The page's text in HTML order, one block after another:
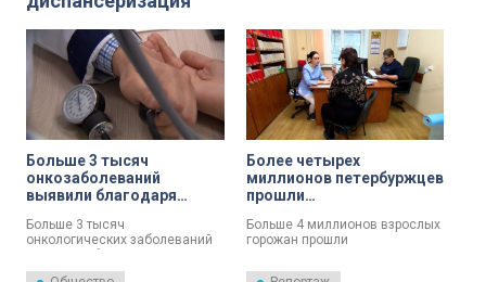
Больше 3 тысяч
онкозаболеваний
выявили благодаря
году
Больше 3 тысяч
онкологических заболеваний
диспансеризации в 2024 году.
Более четырех
миллионов петербуржцев
прошли
году
Больше 4 миллионов взрослых
горожан прошли
Это рекордная цифра. Чаще